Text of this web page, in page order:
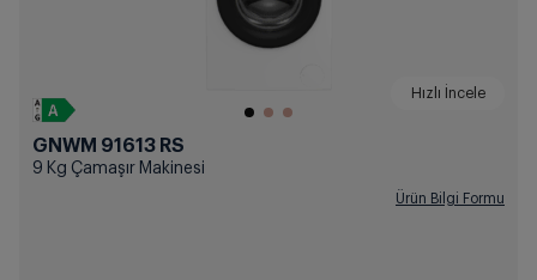
Hızlı İncele
GNWM 91613 RS
9 Kg Çamaşır Makinesi
Ürün Bilgi Formu